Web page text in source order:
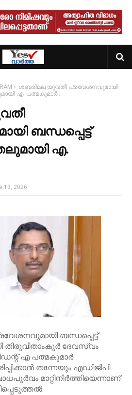
ശബരിമല യുവതീ പ്രവേശനവുമായി
എ. പത്മകുമാർ…
ബന്ധപ്പെട്ട്
എ.
13, 2026
ബന്ധപ്പെട്ട്
തിരുവിതാംകൂര്‍ ദേവസ്വം
എ പത്മകുമാര്‍.
തന്നേയും എഡിജിപി
മാറ്റിനിര്‍ത്തിയെന്നാണ്